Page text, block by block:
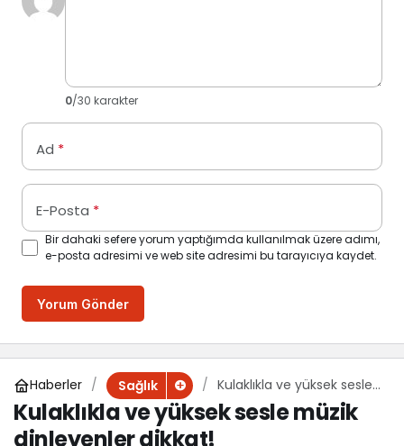
0/30 karakter
Ad *
E-Posta *
Bir dahaki sefere yorum yaptığımda kullanılmak üzere adımı,
e-posta adresimi ve web site adresimi bu tarayıcıya kaydet.
Yorum Gönder
Haberler Sağlık
Kulaklıkla ve yüksek sesle
müzik dinleyenler dikkat!
Kulaklıkla ve yüksek sesle müzik
dinleyenler dikkat!